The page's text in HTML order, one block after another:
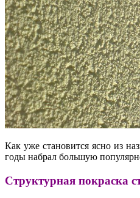
Как уже становится ясно из
годы набрал большую
Структурная покраска